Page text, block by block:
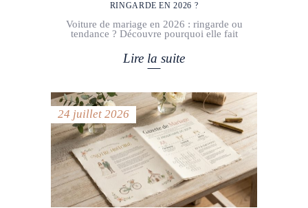
RINGARDE EN 2026 ?
Voiture de mariage en 2026 : ringarde ou
tendance ? Découvre pourquoi elle fait
Lire la suite
24 juillet 2026